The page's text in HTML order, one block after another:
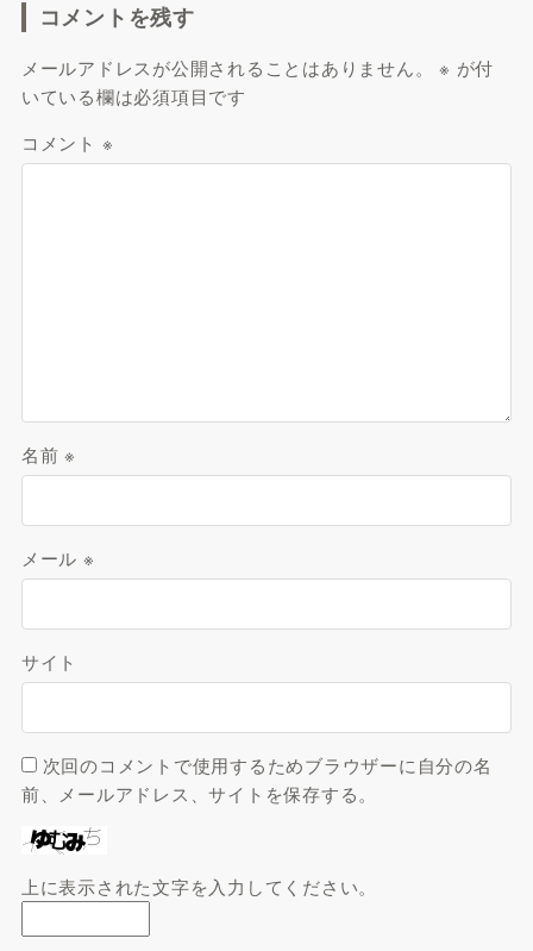
コメントを残す
メールアドレスが公開されることはありません。 ※ が付
いている欄は必須項目です
コメント ※
名前※
メール ※
サイト
次回のコメントで使用するためブラウザーに自分の名
前、メールアドレス、サイトを保存する。
上に表示された文字を入力してください。